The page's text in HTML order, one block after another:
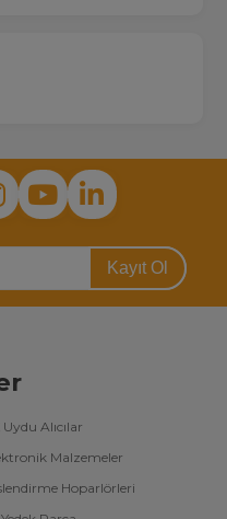
Kayıt Ol
Uydu Alıcılar
Malzemeler
Hoparlörleri